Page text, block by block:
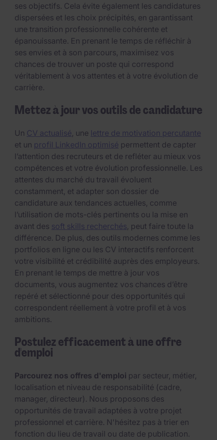
ses objectifs. Cela évite également les candidatures
dispersées et les choix précipités, en garantissant
une transition professionnelle cohérente et
épanouissante. En prenant le temps de réfléchir à
ses envies et à son parcours, maximisez vos
chances de trouver un poste qui correspond
véritablement à vos attentes et à votre évolution de
carrière.
Mettez à jour vos outils de candidature
Un CV actualisé, une lettre de motivation percutante
et un profil LinkedIn optimisé permettent de capter
l’attention des recruteurs et de refléter au mieux vos
compétences et votre évolution professionnelle. Les
attentes du marché du travail évoluent
constamment, et adapter son dossier de
candidature aux tendances actuelles, comme
l’utilisation de mots-clés pertinents ou la mise en
avant des soft skills recherchés, peut faire toute la
différence. De plus, des outils modernes comme les
portfolios en ligne ou les CV interactifs renforcent
votre visibilité et crédibilité auprès des employeurs.
En prenant le temps de mettre à jour vos
documents, vous augmentez vos chances d’être
repéré et sélectionné pour des opportunités qui
correspondent réellement à votre profil et à vos
ambitions.
Postulez efficacement à une offre
d'emploi
Parcourez nos offres d'emploi par secteur, métier,
localisation et niveau de responsabilité (cadre,
manager, directeur). Nous proposons des
opportunités de travail adaptées à votre projet
professionnel et carrière. N'hésitez pas à trier en
fonction du lieu de travail ou date de publication.